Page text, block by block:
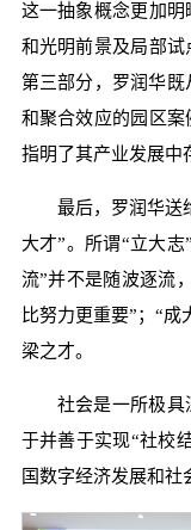
这一抽象概念更加
和光明前景及局部试
第三部分，罗润华
和聚合效应的园区
指明了其产业发展中
最后，罗润华送
大才”。所谓“立大
流”并不是随波逐流
比努力更重要”；“
梁之才。
社会是一所极具
于并善于实现“社校
国数字经济发展和社